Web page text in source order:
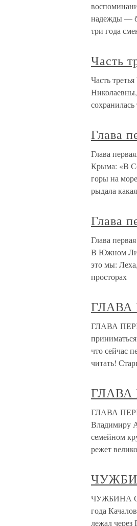
надежды —
три года
Часть
Часть
Глава
Глава
Крыма: «В
горы на
рыдала
Глава
Глава
В Южном
это мы:
просторах
ГЛАВА
ГЛАВА
что сейчас
читать!
ГЛАВА
ГЛАВА
Владимиру
семейном
режет
ЧУЖБИНА Он
года
лежал через